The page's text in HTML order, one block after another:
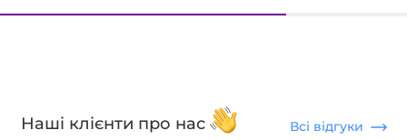
Наші клієнти про нас Всі відгуки